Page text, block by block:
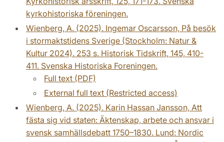
kyrkohistoriska föreningen.
Wienberg, A. (2025). Ingemar Oscarsson, På besök
i stormaktstidens Sverige (Stockholm: Natur &
Kultur 2024). 253 s. Historisk Tidskrift, 145, 410-
411. Svenska Historiska Foreningen.
Full text (PDF)
External full text (Restricted access)
Wienberg, A. (2025). Karin Hassan Jansson, Att
fästa sig vid staten: Äktenskap, arbete och ansvar i
svensk samhällsdebatt 1750–1830. Lund: Nordic